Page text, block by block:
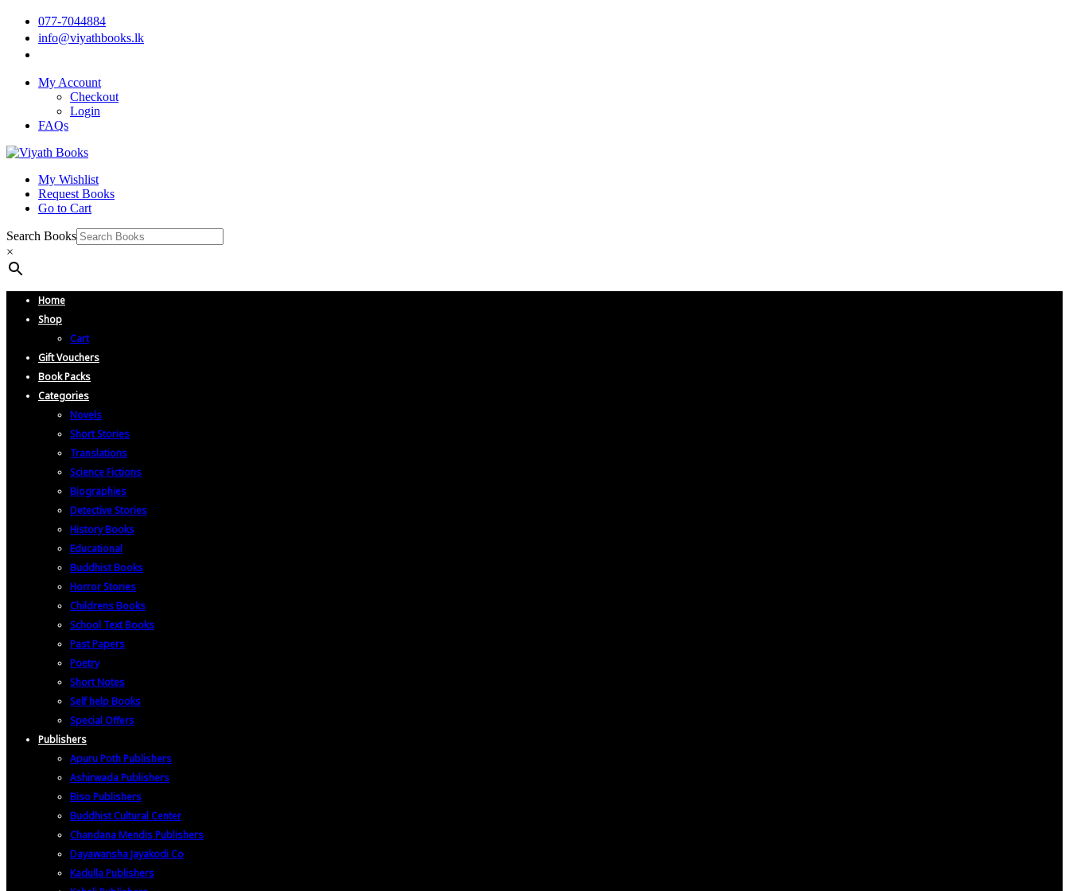
077-7044884
info@viyathbooks.lk
My Account
Checkout
Login
FAQs
My Wishlist
Request Books
Go to Cart
Search Books
×
Home
Shop
Cart
Gift Vouchers
Book Packs
Categories
Novels
Short Stories
Translations
Science Fictions
Biographies
Detective Stories
History Books
Educational
Buddhist Books
Horror Stories
Childrens Books
School Text Books
Past Papers
Poetry
Short Notes
Self help Books
Special Offers
Publishers
Apuru Poth Publishers
Ashirwada Publishers
Biso Publishers
Buddhist Cultural Center
Chandana Mendis Publishers
Dayawansha Jayakodi Co
Kadulla Publishers